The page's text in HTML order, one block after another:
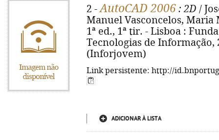
2 -AutoCAD 2006 : 2D /
Manuel Vasconcelos, Maria
1ª ed., 1ª tir. - Lisboa :
Tecnologias de Informação,
(Inforjovem)
Link persistente: http://
ADICIONAR À LISTA